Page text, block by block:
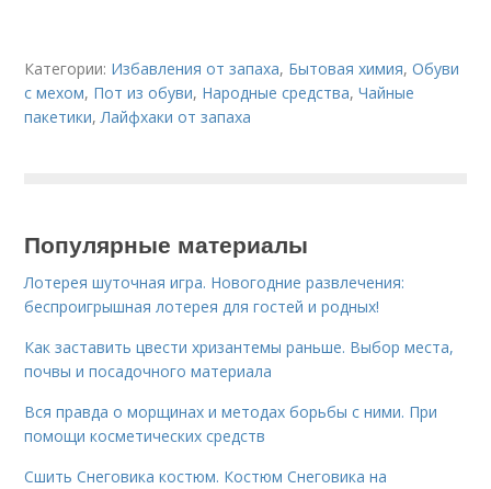
Категории: Избавления от запаха, Бытовая химия,Обуви
с мехом, Пот из обуви, Народные средства,Чайные
пакетики,Лайфхаки от запаха
Популярные материалы
Лотерея шуточная игра. Новогодние развлечения:
беспроигрышная лотерея для гостей и родных!
Как заставить цвести хризантемы раньше. Выбор места,
почвы и посадочного материала
Вся правда о морщинах и методах борьбы с ними. При
помощи косметических средств
Сшить Снеговика костюм. Костюм Снеговика на